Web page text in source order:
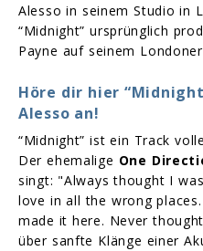
Alesso in seinem Studio in
“Midnight” ursprünglich
Payne auf seinem
Höre dir hier
Alesso an!
“Midnight” ist ein Track
Der ehemalige One
singt: "Always thought I
love in all the wrong
made it here. Never
über sanfte Klänge einer